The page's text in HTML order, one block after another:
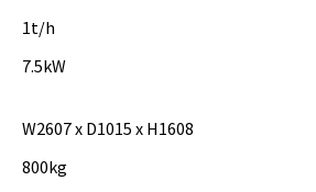
1t/h
7.5kW
W2607 x D1015 x H1608
800kg